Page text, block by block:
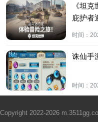
《坦
庇护者
时间：
诛仙手
时间：
Copyright 2022-2026